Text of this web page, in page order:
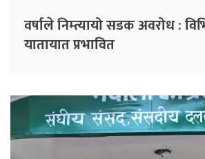
वर्षाले निम्त्यायो सडक अवरोध :
यातायात प्रभावित